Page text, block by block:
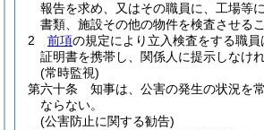
報告を求め、又はその職員に、工場等
書類、施設その他の物件を検査させる
2
前項の規定により立入検査をする職
証明書を携帯し、関係人に提示しなけ
(常時監視)
第六十条
知事は、公害の発生の状況を
ならない。
(公害防止に関する勧告)